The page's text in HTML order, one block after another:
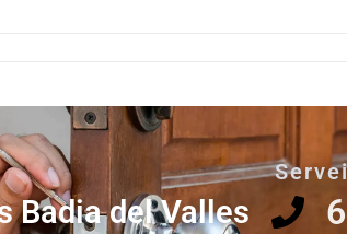
Badia del Valles